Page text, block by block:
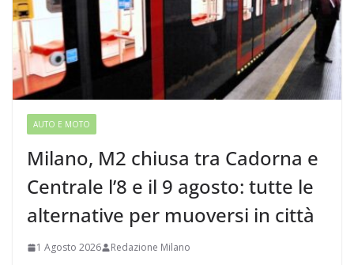
AUTO E MOTO
Milano, M2 chiusa tra Cadorna e
Centrale l’8 e il 9 agosto: tutte le
alternative per muoversi in città
1 Agosto 2026 Redazione Milano